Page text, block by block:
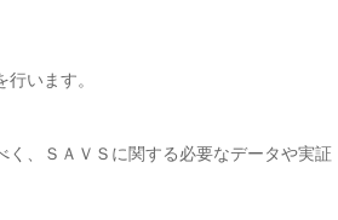
います。
く、ＳＡＶＳに関する必要なデータや実証